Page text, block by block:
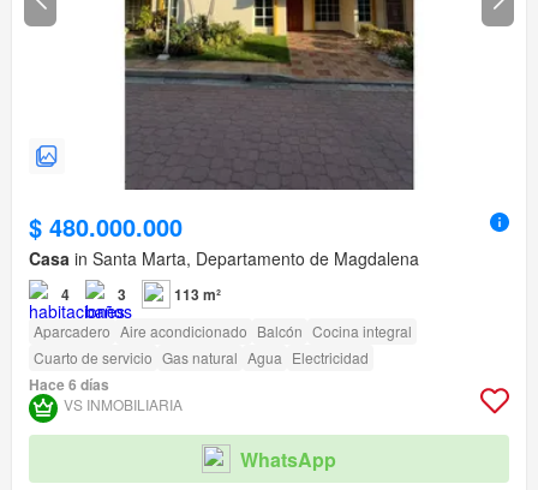
$ 480.000.000
Casa in Santa Marta, Departamento de Magdalena
4 3 113 m²
Aparcadero Aire acondicionado Balcón Cocina integral
Cuarto de servicio Gas natural Agua Electricidad
Hace 6 días
VS INMOBILIARIA
WhatsApp